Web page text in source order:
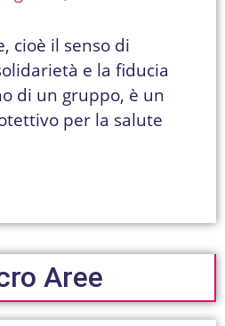
cioè il senso di
e la fiducia
di un gruppo, è un
per la salute
Aree